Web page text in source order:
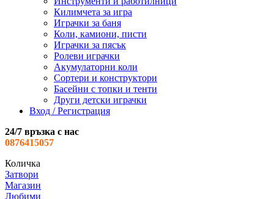
Килимчета за игра
Играчки за баня
Коли, камиони, писти
Играчки за пясък
Ролеви играчки
Акумулаторни коли
Сортери и конструктори
Басейни с топки и тенти
Други детски играчки
Вход / Регистрация
24/7 връзка с нас
0876415057
Количка
Затвори
Магазин
Любими